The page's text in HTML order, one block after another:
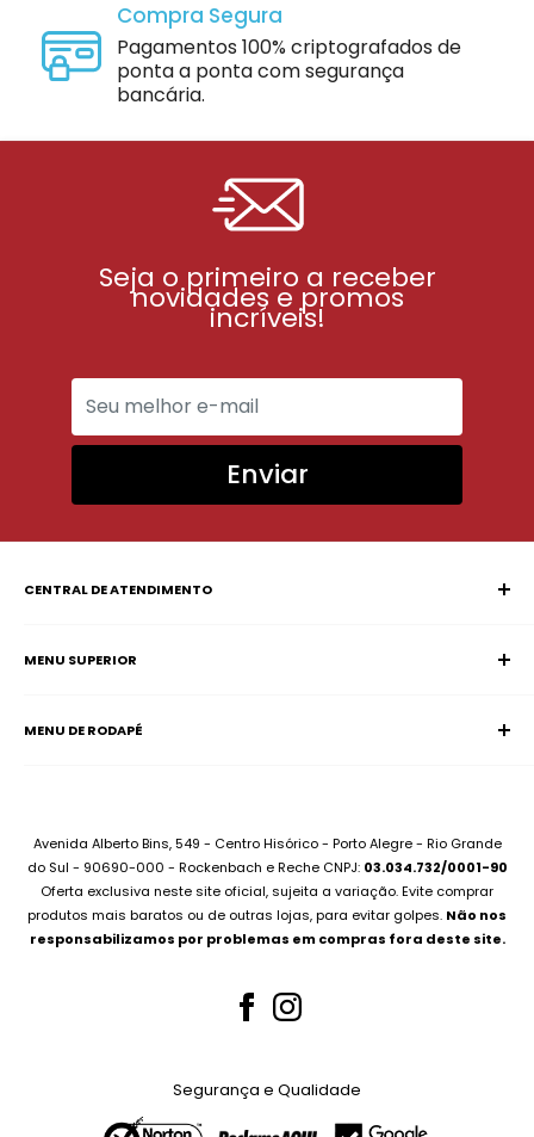
Compra Segura
Pagamentos 100% criptografados de
ponta a ponta com segurança
bancária.
Seja o primeiro a receber
novidades e promos
incríveis!
Enviar
CENTRAL DE ATENDIMENTO
SAC (Serviço de Atendimento ao Consumidor)
Whatsapp:(51) 99227-3667
MENU SUPERIOR
Notebooks
Montamos seu PC
Compramos seu Notebook
Bateria Notebook
Fonte Notebook
MENU DE RODAPÉ
Sobre Assistência Técnica
Para Empresas
Canal no Youtube
Avenida Alberto Bins, 549 - Centro Hisórico - Porto Alegre - Rio Grande
do Sul - 90690-000 - Rockenbach e Reche CNPJ: 03.034.732/0001-90
Oferta exclusiva neste site oficial, sujeita a variação. Evite comprar
produtos mais baratos ou de outras lojas, para evitar golpes. Não nos
responsabilizamos por problemas em compras fora deste site.
Segurança e Qualidade